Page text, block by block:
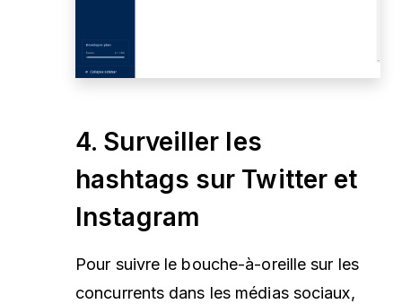
4. Surveiller les
hashtags sur Twitter et
Instagram
Pour suivre le bouche-à-oreille sur les
concurrents dans les médias sociaux,